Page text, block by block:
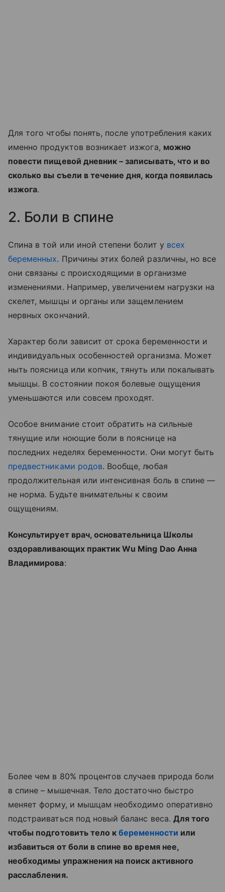
Для того чтобы понять, после употребления каких
именно продуктов возникает изжога, можно
повести пищевой дневник – записывать, что и во
сколько вы съели в течение дня, когда появилась
изжога.
2. Боли в спине
Спина в той или иной степени болит у всех
беременных. Причины этих болей различны, но все
они связаны с происходящими в организме
изменениями. Например, увеличением нагрузки на
скелет, мышцы и органы или защемлением
нервных окончаний.
Характер боли зависит от срока беременности и
индивидуальных особенностей организма. Может
ныть поясница или копчик, тянуть или покалывать
мышцы. В состоянии покоя болевые ощущения
уменьшаются или совсем проходят.
Особое внимание стоит обратить на сильные
тянущие или ноющие боли в пояснице на
последних неделях беременности. Они могут быть
предвестниками родов. Вообще, любая
продолжительная или интенсивная боль в спине —
не норма. Будьте внимательны к своим
ощущениям.
Консультирует врач, основательница Школы
оздоравливающих практик Wu Ming Dao Анна
Владимирова:
Более чем в 80% процентов случаев природа боли
в спине – мышечная. Тело достаточно быстро
меняет форму, и мышцам необходимо оперативно
подстраиваться под новый баланс веса. Для того
чтобы подготовить тело кбеременности или
избавиться от боли в спине во время нее,
необходимы упражнения на поиск активного
расслабления.